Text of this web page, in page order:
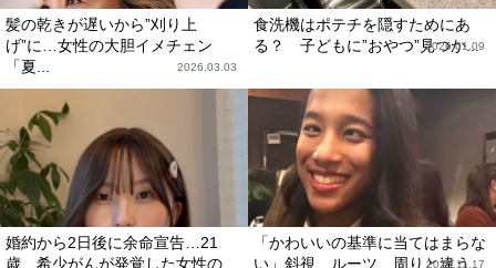
髪の乾きが遅いから”刈り上
げ”に…女性の大胆イメチェン
「夏...
2026.03.03
食洗機はポテチを隠すためにあ
る？ 子どもに”おやつ”見つか...
2026.01.09
婚約から2日後に余命宣告…21
歳、希少がんが発覚した女性の
「かわいいの基準に当てはまらな
い」斜視、ルーツ…周りと違う...
2025.11.17